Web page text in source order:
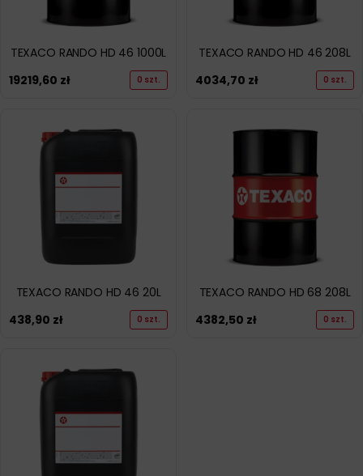
TEXACO RANDO HD 46 1000L
19219,60 zł 0 szt.
TEXACO RANDO HD 46 208L
4034,70 zł 0 szt.
TEXACO RANDO HD 46 20L
438,90 zł 0 szt.
TEXACO RANDO HD 68 208L
4382,50 zł 0 szt.